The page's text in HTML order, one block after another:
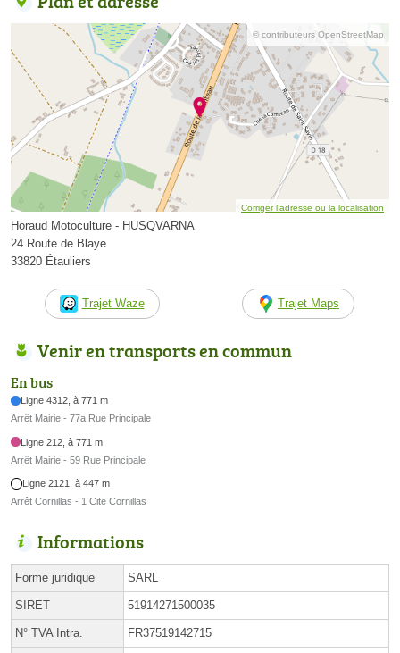
© contributeurs OpenStreetMap
Corriger l’adresse ou la localisation
Horaud Motoculture - HUSQVARNA
24 Route de Blaye
33820 Étauliers
Trajet Waze Trajet Maps
Venir en transports en commun
En bus
Ligne 4312, à 771 m
Arrêt Mairie - 77a Rue Principale
Ligne 212, à 771 m
Arrêt Mairie - 59 Rue Principale
Ligne 2121, à 447 m
Arrêt Cornillas - 1 Cite Cornillas
Informations
Forme juridique SARL
SIRET 51914271500035
N° TVA Intra. FR37519142715